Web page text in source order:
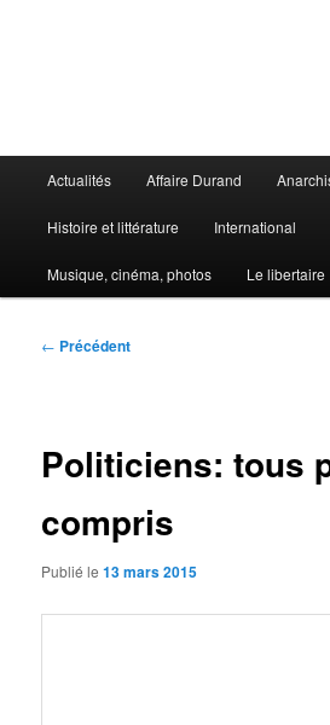
principal
Actualités Affaire Durand
Histoire et littérature International
Musique, cinéma, photos Le libertaire
Navigation
← Précédent
Politiciens: tous
compris
Publié le13 mars 2015